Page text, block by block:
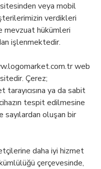
veya mobil
verdikleri
mevzuat hükümleri
işlenmektedir.
web
Çerez;
tarayıcısına ya da sabit
tespit edilmesine
sayılardan oluşan bir
daha iyi hizmet
çerçevesinde,